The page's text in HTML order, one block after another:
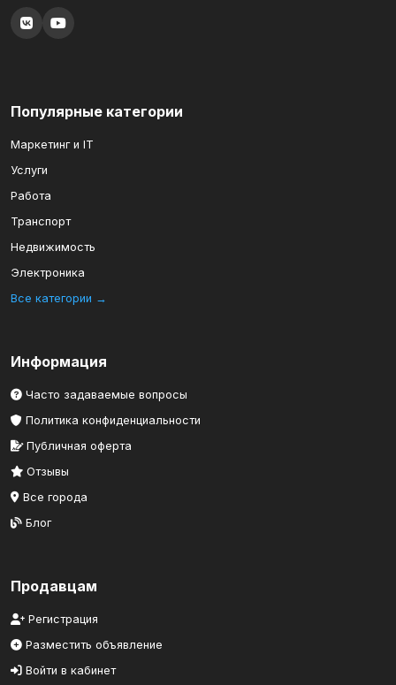
Популярные категории
Маркетинг и IT
Услуги
Работа
Транспорт
Недвижимость
Электроника
Все категории →
Информация
Часто задаваемые вопросы
Политика конфиденциальности
Публичная оферта
Отзывы
Все города
Блог
Продавцам
Регистрация
Разместить объявление
Войти в кабинет